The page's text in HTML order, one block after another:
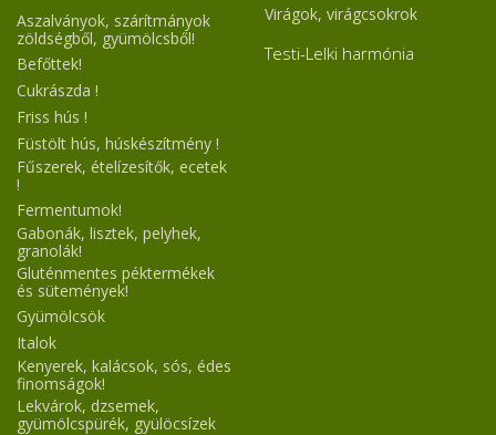
Aszalványok, szárítmányok
zöldségből, gyümölcsből!
Befőttek!
Cukrászda !
Friss hús !
Füstölt hús, húskészítmény !
Fűszerek, ételízesítők, ecetek
!
Fermentumok!
Gabonák, lisztek, pelyhek,
granolák!
Gluténmentes péktermékek
és sütemények!
Gyümölcsök
Italok
Kenyerek, kalácsok, sós, édes
finomságok!
Lekvárok, dzsemek,
gyümölcspürék, gyülöcsízek
Virágok, virágcsokrok
Testi-Lelki harmónia